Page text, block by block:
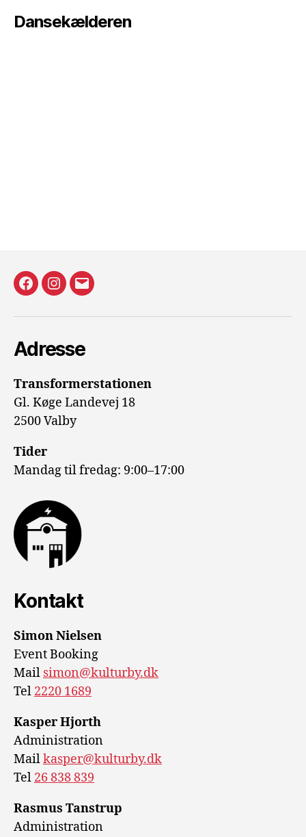
Dansekælderen
Facecebook
Instagram
E-
Adresse
Transformerstationen
Gl. Køge Landevej 18
2500 Valby
Tider
Mandag til fredag: 9:00–17:00
Kontakt
Simon Nielsen
Event Booking
Mail simon@kulturby.dk
Tel 2220 1689
Kasper Hjorth
Administration
Mailkasper@kulturby.dk
Tel 26 838 839
Rasmus Tanstrup
Administration